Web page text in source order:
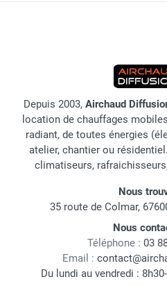
Depuis 2003, Airchaud
location de chauffages
radiant, de toutes énergies
atelier, chantier ou
climatiseurs,
Nous
35 route de Colmar,
Nous
Téléphone : 03
Email :
Du lundi au vendredi :